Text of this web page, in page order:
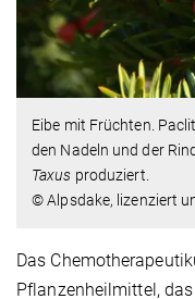
Eibe mit Früchten.
den Nadeln und der
Taxus produziert.
© Alpsdake, lizenziert
Das
Pflanzenheilmittel,